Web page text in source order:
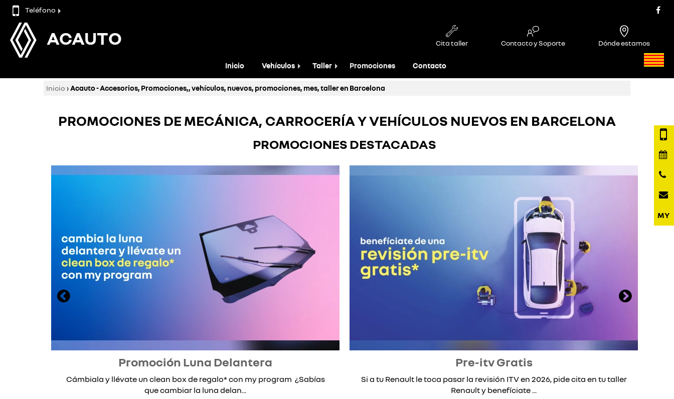
Teléfono
ACAUTO Cita taller Contacto y Soporte Dónde estamos
Inicio Vehículos Taller Promociones Contacto
Inicio ›Acauto - Accesorios, Promociones,, vehículos, nuevos, promociones, mes, taller en Barcelona
PROMOCIONES DE MECÁNICA, CARROCERÍA Y VEHÍCULOS NUEVOS EN BARCELONA
PROMOCIONES DESTACADAS
Promoción Luna Delantera
Cámbiala y llévate un clean box de regalo* con my program ¿Sabías
que cambiar la luna delan...
Pre-itv Gratis
Si a tu Renault le toca pasar la revisión ITV en 2026, pide cita en tu taller
Renault y benefíciate ...